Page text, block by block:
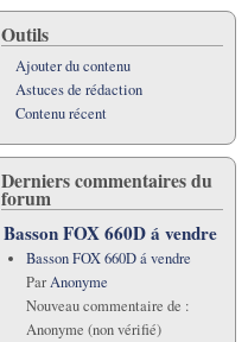
à
Roche-
sur-
Yon
Outils
Ajouter du contenu
Astuces de rédaction
Contenu récent
Derniers commentaires du
forum
Basson FOX 660D á vendre
Basson FOX 660D á vendre
ParAnonyme
Nouveau commentaire de :
Anonyme (non vérifié)